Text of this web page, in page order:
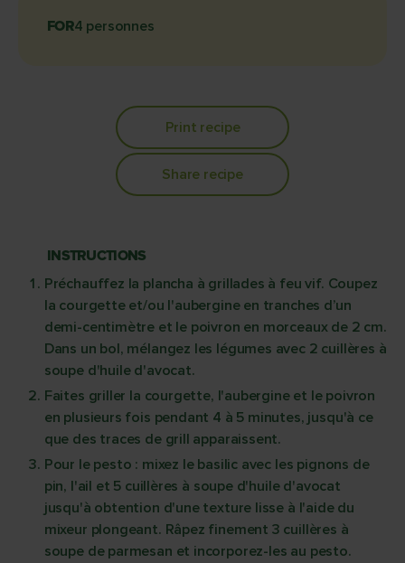
FOR4 personnes
Print recipe
Share recipe
INSTRUCTIONS
Préchauffez la plancha à grillades à feu vif. Coupez
la courgette et/ou l'aubergine en tranches d’un
demi-centimètre et le poivron en morceaux de 2 cm.
Dans un bol, mélangez les légumes avec 2 cuillères à
soupe d'huile d'avocat.
Faites griller la courgette, l'aubergine et le poivron
en plusieurs fois pendant 4 à 5 minutes, jusqu'à ce
que des traces de grill apparaissent.
Pour le pesto : mixez le basilic avec les pignons de
pin, l'ail et 5 cuillères à soupe d'huile d'avocat
jusqu'à obtention d'une texture lisse à l'aide du
mixeur plongeant. Râpez finement 3 cuillères à
soupe de parmesan et incorporez-les au pesto.